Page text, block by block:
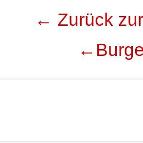
← Zurück